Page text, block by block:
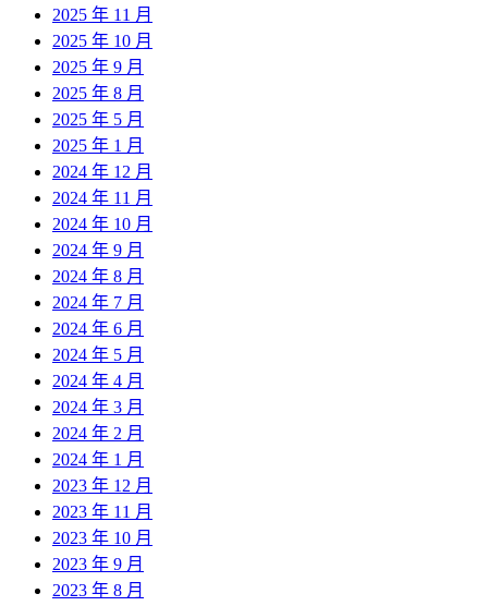
2025 年 11 月
2025 年 10 月
2025 年 9 月
2025 年 8 月
2025 年 5 月
2025 年 1 月
2024 年 12 月
2024 年 11 月
2024 年 10 月
2024 年 9 月
2024 年 8 月
2024 年 7 月
2024 年 6 月
2024 年 5 月
2024 年 4 月
2024 年 3 月
2024 年 2 月
2024 年 1 月
2023 年 12 月
2023 年 11 月
2023 年 10 月
2023 年 9 月
2023 年 8 月